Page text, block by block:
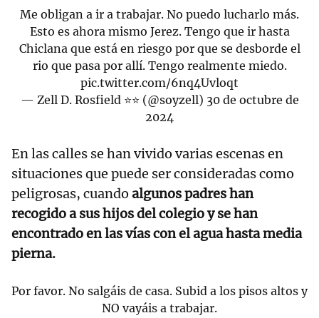
Me obligan a ir a trabajar. No puedo lucharlo más.
Esto es ahora mismo Jerez. Tengo que ir hasta
Chiclana que está en riesgo por que se desborde el
rio que pasa por allí. Tengo realmente miedo.
pic.twitter.com/6nq4Uvloqt
— Zell D. Rosfield ⭐⭐ (@soyzell) 30 de octubre de
2024
En las calles se han vivido varias escenas en
situaciones que puede ser consideradas como
peligrosas, cuando algunos padres han
recogido a sus hijos del colegio y se han
encontrado en las vías con el agua hasta media
pierna.
Por favor. No salgáis de casa. Subid a los pisos altos y
NO vayáis a trabajar.